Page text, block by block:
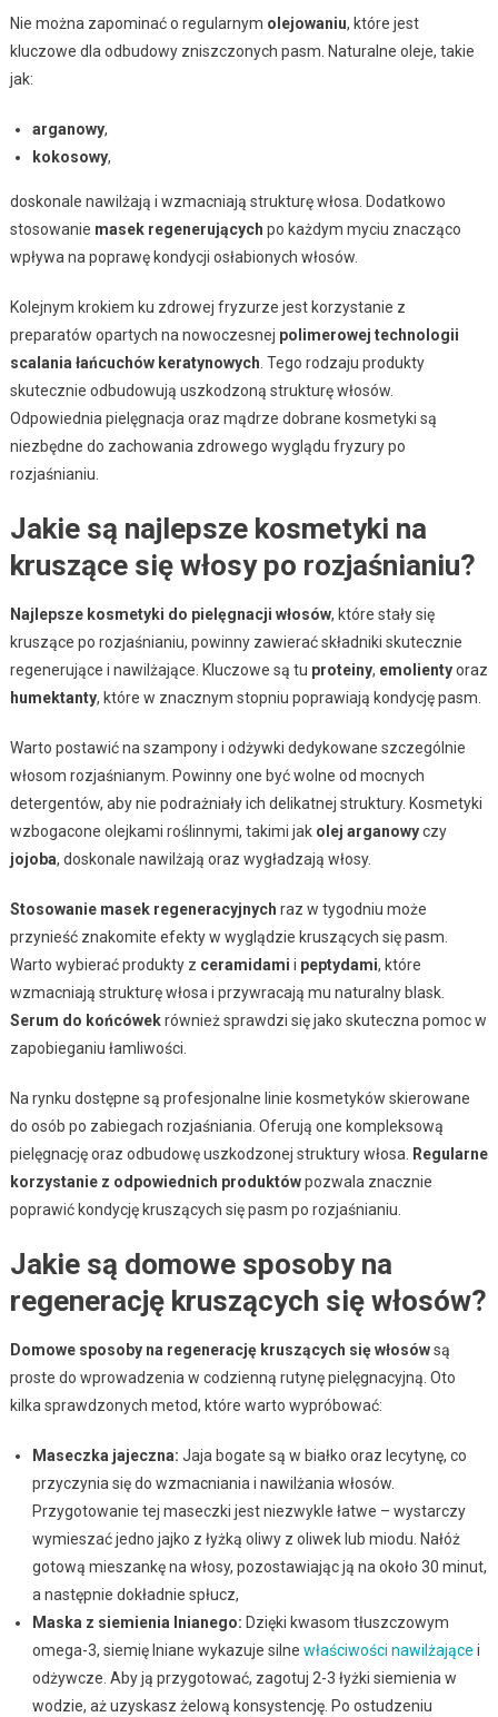
Nie można zapominać o regularnym olejowaniu, które jest
kluczowe dla odbudowy zniszczonych pasm. Naturalne oleje, takie
jak:
arganowy,
kokosowy,
doskonale nawilżają i wzmacniają strukturę włosa. Dodatkowo
stosowanie masek regenerujących po każdym myciu znacząco
wpływa na poprawę kondycji osłabionych włosów.
Kolejnym krokiem ku zdrowej fryzurze jest korzystanie z
preparatów opartych na nowoczesnej polimerowej technologii
scalania łańcuchów keratynowych . Tego rodzaju produkty
skutecznie odbudowują uszkodzoną strukturę włosów.
Odpowiednia pielęgnacja oraz mądrze dobrane kosmetyki są
niezbędne do zachowania zdrowego wyglądu fryzury po
rozjaśnianiu.
Jakie są najlepsze kosmetyki na
kruszące się włosy po rozjaśnianiu?
Najlepsze kosmetyki do pielęgnacji włosów, które stały się
kruszące po rozjaśnianiu, powinny zawierać składniki skutecznie
regenerujące i nawilżające. Kluczowe są tu proteiny, emolientyoraz
humektanty, które w znacznym stopniu poprawiają kondycję pasm.
Warto postawić na szampony i odżywki dedykowane szczególnie
włosom rozjaśnianym. Powinny one być wolne od mocnych
detergentów, aby nie podrażniały ich delikatnej struktury. Kosmetyki
wzbogacone olejkami roślinnymi, takimi jak olej arganowyczy
jojoba, doskonale nawilżają oraz wygładzają włosy.
Stosowanie masek regeneracyjnych raz w tygodniu może
przynieść znakomite efekty w wyglądzie kruszących się pasm.
Warto wybierać produkty z ceramidami i peptydami, które
wzmacniają strukturę włosa i przywracają mu naturalny blask.
Serum do końcówekrównież sprawdzi się jako skuteczna pomoc w
zapobieganiu łamliwości.
Na rynku dostępne są profesjonalne linie kosmetyków skierowane
do osób po zabiegach rozjaśniania. Oferują one kompleksową
pielęgnację oraz odbudowę uszkodzonej struktury włosa.
Regularne
korzystanie z odpowiednich produktówpozwala znacznie
poprawić kondycję kruszących się pasm po rozjaśnianiu.
Jakie są domowe sposoby na
regenerację kruszących się włosów?
Domowe sposoby na regenerację kruszących się włosówsą
proste do wprowadzenia w codzienną rutynę pielęgnacyjną. Oto
kilka sprawdzonych metod, które warto wypróbować:
Maseczka jajeczna: Jaja bogate są w białko oraz lecytynę, co
przyczynia się do wzmacniania i nawilżania włosów.
Przygotowanie tej maseczki jest niezwykle łatwe – wystarczy
wymieszać jedno jajko z łyżką oliwy z oliwek lub miodu. Nałóż
gotową mieszankę na włosy, pozostawiając ją na około 30 minut,
a następnie dokładnie spłucz,
Maska z siemienia lnianego: Dzięki kwasom tłuszczowym
omega-3, siemię lniane wykazuje silne właściwości nawilżające i
odżywcze. Aby ją przygotować, zagotuj 2-3 łyżki siemienia w
wodzie, aż uzyskasz żelową konsystencję. Po ostudzeniu